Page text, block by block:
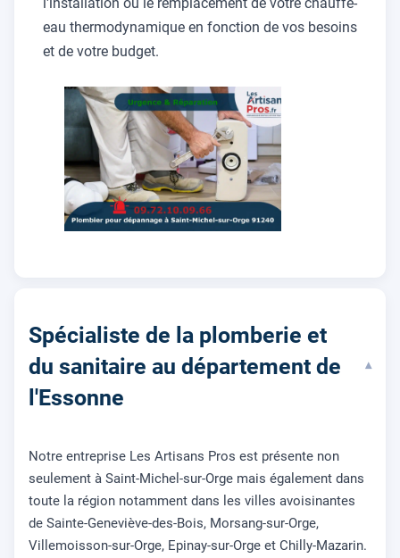
eau thermodynamique en fonction de vos besoins
et de votre budget.
Spécialiste de la plomberie et
du sanitaire au département de
l'Essonne
▾
Notre entreprise Les Artisans Pros est présente non
seulement à Saint-Michel-sur-Orge mais également dans
toute la région notamment dans les villes avoisinantes
de Sainte-Geneviève-des-Bois, Morsang-sur-Orge,
Villemoisson-sur-Orge, Epinay-sur-Orge et Chilly-Mazarin.